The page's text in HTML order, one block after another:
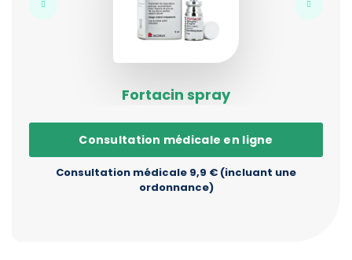
Fortacin spray
Consultation médicale en ligne
Consultation médicale 9,9 € (incluant une
ordonnance)